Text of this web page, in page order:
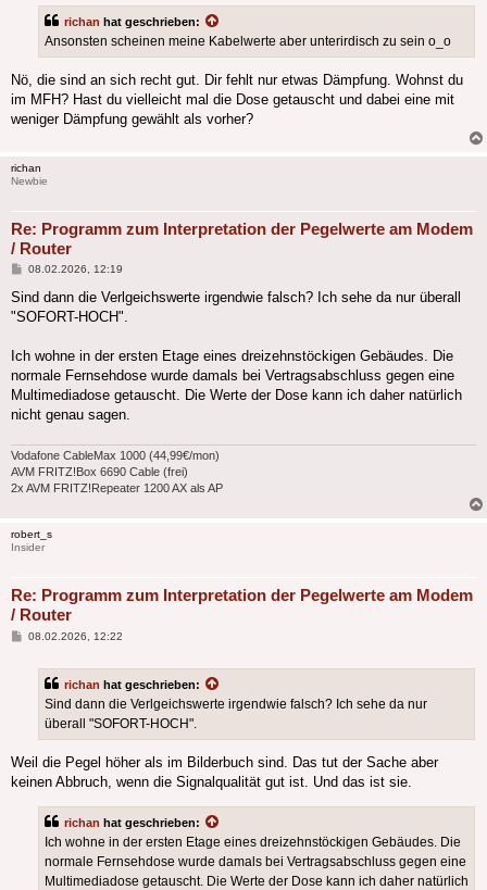
richan hat geschrieben:
Ansonsten scheinen meine Kabelwerte aber unterirdisch zu sein o_o
Nö, die sind an sich recht gut. Dir fehlt nur etwas Dämpfung. Wohnst du
im MFH? Hast du vielleicht mal die Dose getauscht und dabei eine mit
weniger Dämpfung gewählt als vorher?
richan
Newbie
Re: Programm zum Interpretation der Pegelwerte am Modem
/ Router
Beitrag
08.02.2026, 12:19
Sind dann die Verlgeichswerte irgendwie falsch? Ich sehe da nur überall
"SOFORT-HOCH".
Ich wohne in der ersten Etage eines dreizehnstöckigen Gebäudes. Die
normale Fernsehdose wurde damals bei Vertragsabschluss gegen eine
Multimediadose getauscht. Die Werte der Dose kann ich daher natürlich
nicht genau sagen.
Vodafone CableMax 1000 (44,99€/mon)
AVM FRITZ!Box 6690 Cable (frei)
2x AVM FRITZ!Repeater 1200 AX als AP
robert_s
Insider
Re: Programm zum Interpretation der Pegelwerte am Modem
/ Router
Beitrag
08.02.2026, 12:22
richan hat geschrieben:
Sind dann die Verlgeichswerte irgendwie falsch? Ich sehe da nur
überall "SOFORT-HOCH".
Weil die Pegel höher als im Bilderbuch sind. Das tut der Sache aber
keinen Abbruch, wenn die Signalqualität gut ist. Und das ist sie.
richan hat geschrieben:
Ich wohne in der ersten Etage eines dreizehnstöckigen Gebäudes. Die
normale Fernsehdose wurde damals bei Vertragsabschluss gegen eine
Multimediadose getauscht. Die Werte der Dose kann ich daher natürlich